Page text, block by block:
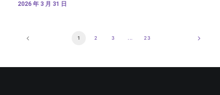
2026 年 3 月 31 日
1 2 3 ... 23